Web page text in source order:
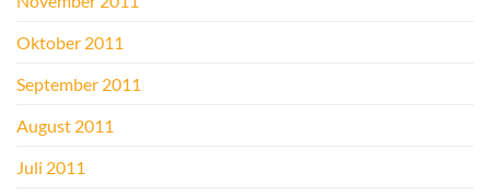
Oktober 2011
September 2011
August 2011
Juli 2011